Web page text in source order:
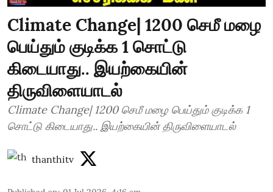
Climate Change| 1200 செமீ மழை
பெய்தும் குடிக்க 1 சொட்டு
கிடையாது.. இயற்கையின்
திருவிளையாடல்
Climate Change| 1200 செமீ மழை பெய்தும் குடிக்க 1
சொட்டு கிடையாது.. இயற்கையின் திருவிளையாடல்
thanthitv